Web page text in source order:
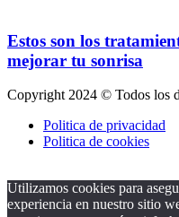
Estos son los
mejorar tu sonrisa
Copyright 2024 © Todos los
Politica de privacidad
Politica de cookies
Utilizamos cookies para
experiencia en nuestro sitio